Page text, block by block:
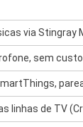
via Stingray
sem
linhas de TV